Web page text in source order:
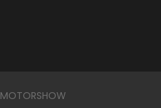
MOTORSHOW